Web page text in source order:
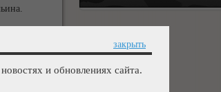
дети
закрыть
и обновлениях сайта.